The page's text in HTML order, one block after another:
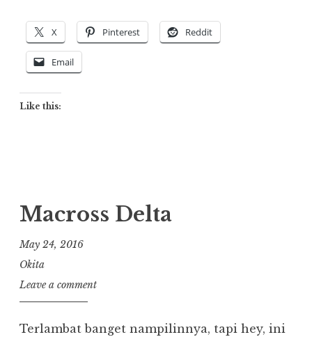
X Pinterest Reddit
Email
Like this:
Macross Delta
May 24, 2016
Okita
Leave a comment
Terlambat banget nampilinnya, tapi hey, ini